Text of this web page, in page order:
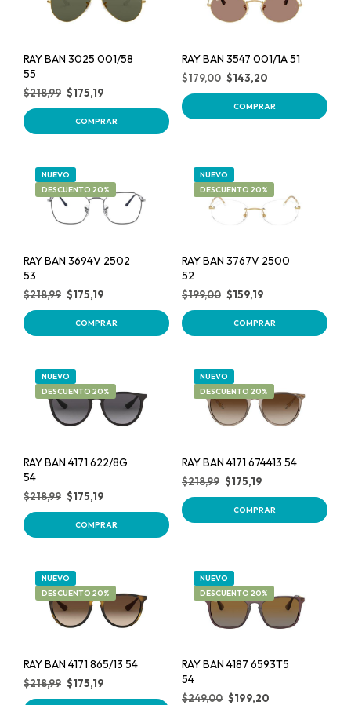
RAY BAN 3025 001/58
55
$218,99 $175,19
COMPRAR
RAY BAN 3547 001/1A 51
$179,00 $143,20
COMPRAR
DESCUENTO 20%
NUEVO
RAY BAN 3694V 2502
53
$218,99 $175,19
COMPRAR
DESCUENTO 20%
NUEVO
RAY BAN 3767V 2500
52
$199,00 $159,19
COMPRAR
DESCUENTO 20%
NUEVO
RAY BAN 4171 622/8G
54
$218,99 $175,19
COMPRAR
DESCUENTO 20%
NUEVO
RAY BAN 4171 674413 54
$218,99 $175,19
COMPRAR
DESCUENTO 20%
NUEVO
RAY BAN 4171 865/13 54
$218,99 $175,19
DESCUENTO 20%
NUEVO
RAY BAN 4187 6593T5
54
$249,00 $199,20